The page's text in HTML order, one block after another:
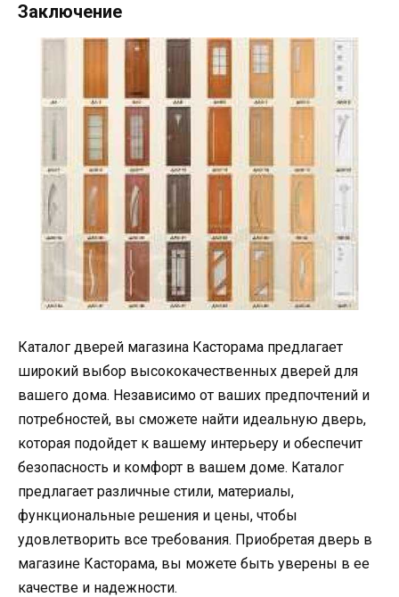
Заключение
Каталог дверей магазина Касторама предлагает
широкий выбор высококачественных дверей для
вашего дома. Независимо от ваших предпочтений и
потребностей, вы сможете найти идеальную дверь,
которая подойдет к вашему интерьеру и обеспечит
безопасность и комфорт в вашем доме. Каталог
предлагает различные стили, материалы,
функциональные решения и цены, чтобы
удовлетворить все требования. Приобретая дверь в
магазине Касторама, вы можете быть уверены в ее
качестве и надежности.